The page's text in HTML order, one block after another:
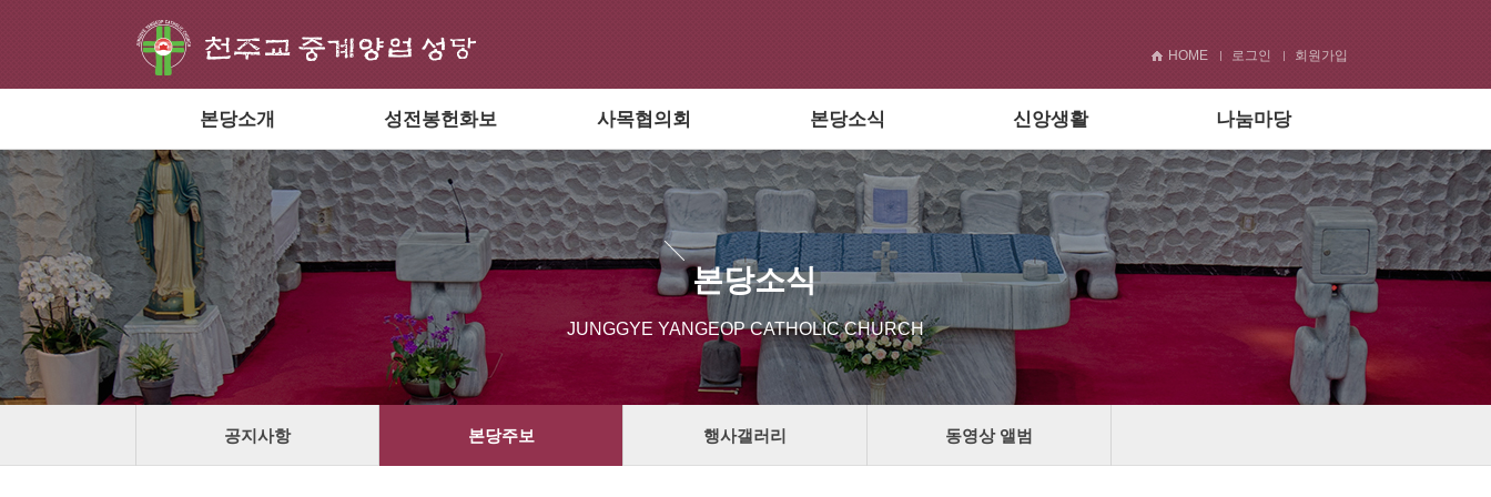
HOME 로그인 회원가입
본당소개 성전봉헌화보 사목협의회 본당소식 신앙생활 나눔마당
본당소식
JUNGGYE YANGEOP CATHOLIC CHURCH
공지사항 본당주보 행사갤러리 동영상 앨범